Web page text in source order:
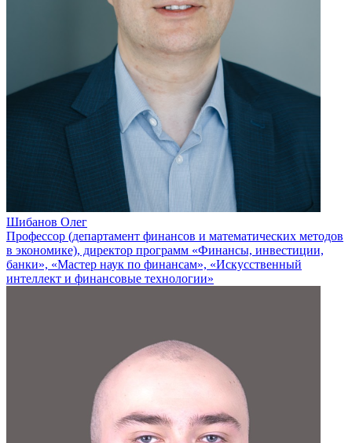
Шибанов Олег
Профессор (департамент финансов и математических методов
в экономике), директор программ «Финансы, инвестиции,
банки», «Мастер наук по финансам», «Искусственный
интеллект и финансовые технологии»